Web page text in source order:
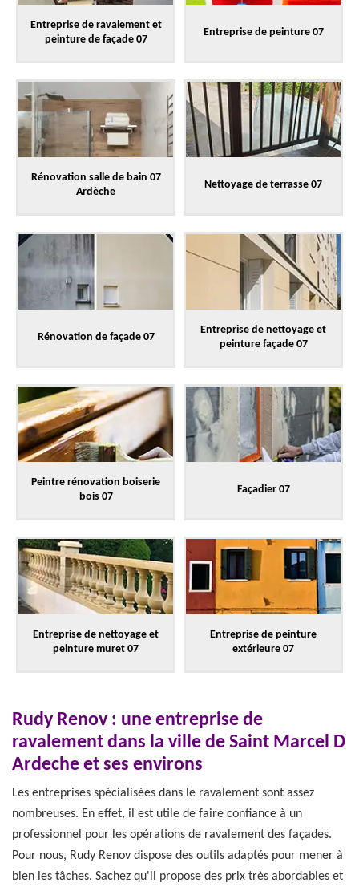
Entreprise de ravalement et
peinture de façade 07
Entreprise de peinture 07
Rénovation salle de bain 07
Ardèche
Nettoyage de terrasse 07
Rénovation de façade 07
Entreprise de nettoyage et
peinture façade 07
Peintre rénovation boiserie
bois 07
Façadier 07
Entreprise de nettoyage et
peinture muret 07
Entreprise de peinture
extérieure 07
Rudy Renov : une entreprise de
ravalement dans la ville de Saint Marcel D
Ardeche et ses environs
Les entreprises spécialisées dans le ravalement sont assez
nombreuses. En effet, il est utile de faire confiance à un
professionnel pour les opérations de ravalement des façades.
Pour nous, Rudy Renov dispose des outils adaptés pour mener à
bien les tâches. Sachez qu'il propose des prix très abordables et